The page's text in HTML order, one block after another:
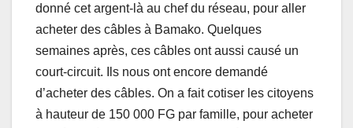
donné cet argent-là au chef du réseau, pour aller
acheter des câbles à Bamako. Quelques
semaines après, ces câbles ont aussi causé un
court-circuit. Ils nous ont encore demandé
d’acheter des câbles. On a fait cotiser les citoyens
à hauteur de 150 000 FG par famille, pour acheter